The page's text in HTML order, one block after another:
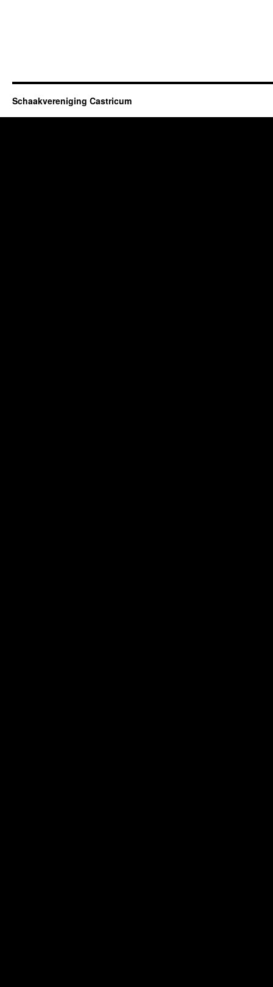
Schaakvereniging Castricum